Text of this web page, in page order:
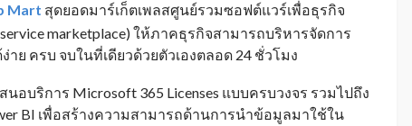
Mart สุดยอดมาร์เก็ตเพลสศูนย์รวมซอฟต์แวร์เพื่อธุรกิจ
marketplace) ให้ภาคธุรกิจสามารถบริหารจัดการ
ย ครบ จบในที่เดียวด้วยตัวเองตลอด 24 ชั่วโมง
อบริการ Microsoft 365 Licenses แบบครบวงจร รวมไปถึง
BI เพื่อสร้างความสามารถด้านการนำข้อมูลมาใช้ใน